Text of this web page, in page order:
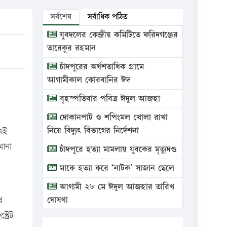
সর্বশেষ সর্বাধিক পঠিত
যুবদলের কেন্দ্রীয় কমিটিতে ফরিদগঞ্জের
তারেকুর রহমান
চাঁদপুরের অর্ধশতাধিক গ্রামে
আগামীকাল কোরবানির ঈদ
বৃহস্পতিবার পবিত্র ঈদুল আজহা
দোকানপাট ও শপিংমল খোলা রাখা
নিয়ে বিদ্যুৎ বিভাগের নির্দেশনা
চাঁদপুরে হত্যা মামলায় যুবকের মৃত্যুদণ্ড
মাকে হত্যা করে ‘নাটক’ সাজান ছেলে
আগামী ২৮ মে ঈদুল আজহার তারিখ
ঘোষণা